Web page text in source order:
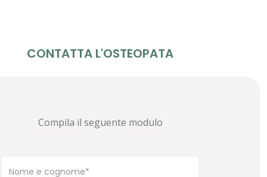
CONTATTA L'OSTEOPATA
Compila il seguente modulo